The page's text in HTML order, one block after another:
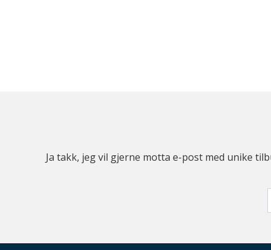
Ja takk, jeg vil gjerne motta e-post med unike